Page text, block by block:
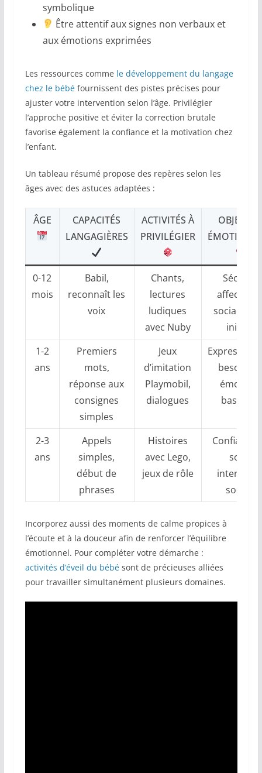
symbolique
Être attentif aux signes non verbaux et
aux émotions exprimées
Les ressources comme le développement du langage
chez le bébéfournissent des pistes précises pour
ajuster votre intervention selon l’âge. Privilégier
l’approche positive et éviter la correction brutale
favorise également la confiance et la motivation chez
l’enfant.
Un tableau résumé propose des repères selon les
âges avec des astuces adaptées :
ÂGE
CAPACITÉS
LANGAGIÈRES
ACTIVITÉS À
PRIVILÉGIER
0-12
mois
Babil,
reconnaît les
voix
Chants,
lectures
ludiques
avec Nuby
Sécurité
affective
initiale
1-2
ans
Premiers
mots,
réponse aux
consignes
simples
Jeux
d’imitation
Playmobil,
dialogues
Expression
besoins
émotions
basiques
2-3
ans
Appels
simples,
début de
phrases
Histoires
avec Lego,
jeux de rôle
Confiance
soi et
sociale
Incorporez aussi des moments de calme propices à
l’écoute et à la douceur afin de renforcer l’équilibre
émotionnel. Pour compléter votre démarche :
activités d’éveil du bébésont de précieuses alliées
pour travailler simultanément plusieurs domaines.